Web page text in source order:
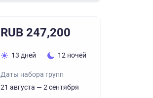
RUB 247,200
13 дней 12 ночей
Даты набора групп
21 августа — 2 сентября